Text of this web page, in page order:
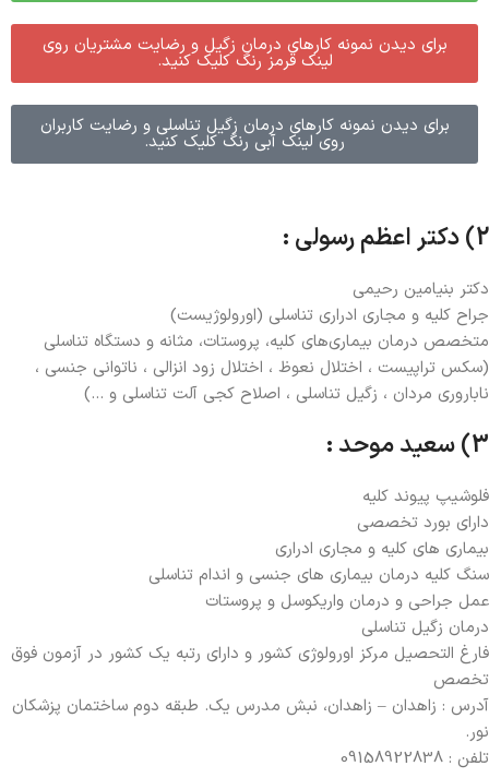
برای دیدن نمونه کارهای درمان زگیل و رضایت مشتریان روی
لینک قرمز رنگ کلیک کنید.
برای دیدن نمونه کارهای درمان زگیل تناسلی و رضایت کاربران
روی لینک آبی رنگ کلیک کنید.
2) دکتر اعظم رسولی :
دکتر بنیامین رحیمی
جراح کلیه و مجاری ادراری تناسلی (اورولوژیست)
متخصص درمان بیماری‌های کلیه، پروستات، مثانه و دستگاه تناسلی
(سکس تراپیست ، اختلال نعوظ ، اختلال زود انزالی ، ناتوانی جنسی ،
ناباروری مردان ، زگیل تناسلی ، اصلاح کجی آلت تناسلی و …)
3) سعید موحد :
فلوشیپ پیوند کلیه
دارای بورد تخصصی
بیماری های کلیه و مجاری ادراری
سنگ کلیه درمان بیماری های جنسی و اندام تناسلی
عمل جراحی و درمان واریکوسل و پروستات
درمان زگیل تناسلی
فارغ التحصیل مرکز اورولوژی کشور و دارای رتبه یک کشور در آزمون فوق
تخصص
آدرس : زاهدان – زاهدان، نبش مدرس یک. طبقه دوم ساختمان پزشکان
نور.
تلفن : 09158922838